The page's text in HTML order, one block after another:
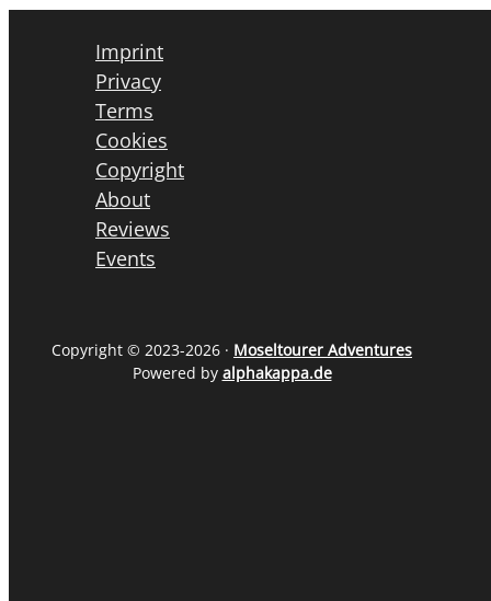
Imprint
Privacy
Terms
Cookies
Copyright
About
Reviews
Events
Copyright © 2023-2026 · Moseltourer Adventures
Powered by alphakappa.de